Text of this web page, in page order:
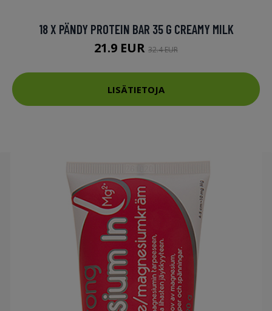
18 X PÄNDY PROTEIN BAR 35 G CREAMY MILK
21.9 EUR 32.4 EUR
LISÄTIETOJA